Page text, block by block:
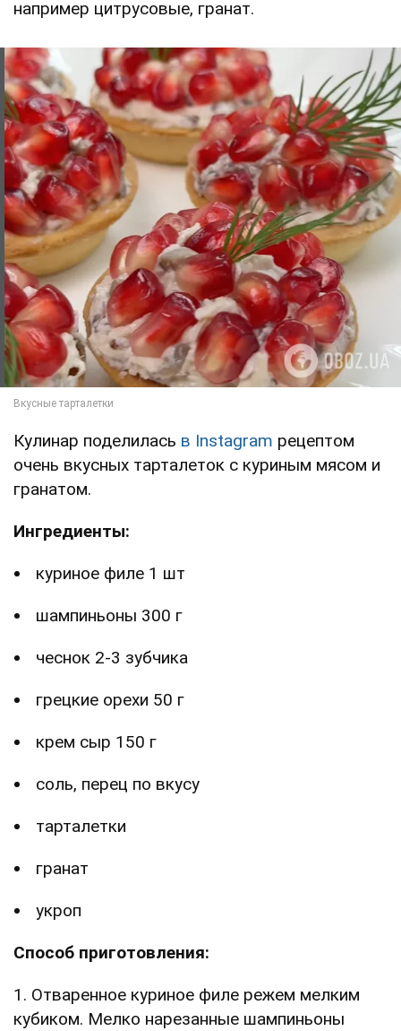
например цитрусовые, гранат.
Кулинар поделилась в Instagram рецептом
очень вкусных тарталеток с куриным мясом и
гранатом.
Ингредиенты:
куриное филе 1 шт
шампиньоны 300 г
чеснок 2-3 зубчика
грецкие орехи 50 г
крем сыр 150 г
соль, перец по вкусу
тарталетки
гранат
укроп
Способ приготовления:
1. Отваренное куриное филе режем мелким
кубиком. Мелко нарезанные шампиньоны